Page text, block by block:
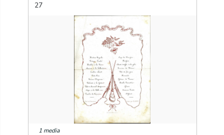
27
1 media